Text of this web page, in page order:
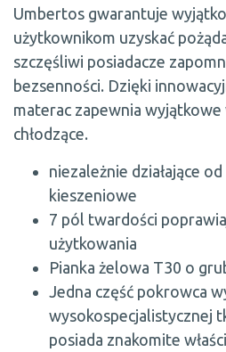
Umbertos gwarantuje
użytkownikom uzyskać
szczęśliwi posiadacze
bezsenności. Dzięki
materac zapewnia wyjątkowe
chłodzące.
niezależnie działające
kieszeniowe
7 pól twardości
użytkowania
Pianka żelowa T30 o
Jedna część pokrowca
wysokospecjalistycznej
posiada znakomite